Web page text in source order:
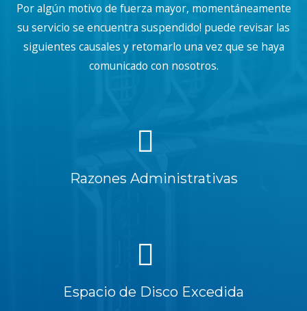
Por algún motivo de fuerza mayor, momentáneamente
su servicio se encuentra suspendido! puede revisar las
siguientes causales y retomarlo una vez que se haya
comunicado con nosotros.
Razones Administrativas
Espacio de Disco Excedida